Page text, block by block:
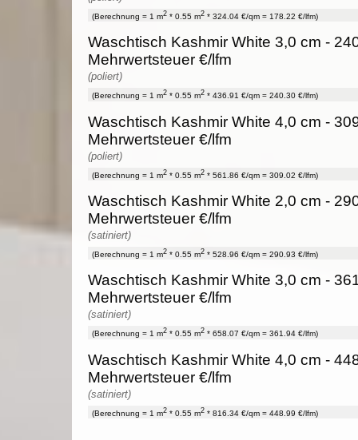
(Berechnung = 1 m2 * 0.55 m2 * 324.04 €/qm = 178.22 €/lfm)
Waschtisch Kashmir White 3,0 cm -
Mehrwertsteuer €/lfm
(poliert)
(Berechnung = 1 m2 * 0.55 m2 * 436.91 €/qm = 240.30 €/lfm)
Waschtisch Kashmir White 4,0 cm -
Mehrwertsteuer €/lfm
(poliert)
(Berechnung = 1 m2 * 0.55 m2 * 561.86 €/qm = 309.02 €/lfm)
Waschtisch Kashmir White 2,0 cm -
Mehrwertsteuer €/lfm
(satiniert)
(Berechnung = 1 m2 * 0.55 m2 * 528.96 €/qm = 290.93 €/lfm)
Waschtisch Kashmir White 3,0 cm -
Mehrwertsteuer €/lfm
(satiniert)
(Berechnung = 1 m2 * 0.55 m2 * 658.07 €/qm = 361.94 €/lfm)
Waschtisch Kashmir White 4,0 cm -
Mehrwertsteuer €/lfm
(satiniert)
(Berechnung = 1 m2 * 0.55 m2 * 816.34 €/qm = 448.99 €/lfm)